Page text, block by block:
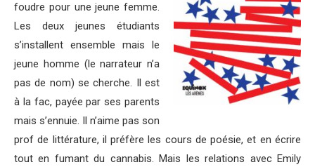
foudre pour une jeune femme.
Les deux jeunes étudiants
s’installent ensemble mais le
jeune homme (le narrateur n’a
pas de nom) se cherche. Il est
à la fac, payée par ses parents
mais s’ennuie. Il n’aime pas son
prof de littérature, il préfère les cours de poésie, et en écrire
tout en fumant du cannabis. Mais les relations avec Emily